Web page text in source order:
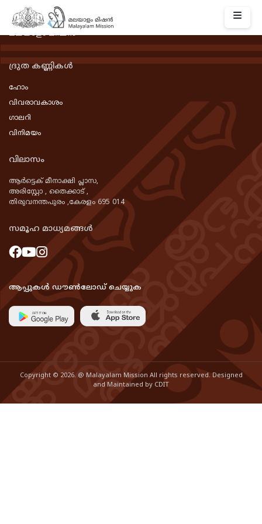
മലയാളം മിഷൻ
ദ്രുത കണ്ണികൾ
ഹോം
വിവരാവകാശം
ഗാലറി
വിനിമയം
വിലാസം
ആർട്ടെക്‌ മീനാക്ഷി പ്ലാസ,
അരിസ്റ്റോ , തൈക്കാട് ,
തിരുവനന്തപുരം ,കേരളം 695 014
സമൂഹ മാധ്യമങ്ങൾ
ആപ്പുകൾ ഡൗൺലോഡ് ചെയ്യുക
Copyright © 2026. @ Malayalam Mission All rights reserved. Designed
and Maintained by CDIT